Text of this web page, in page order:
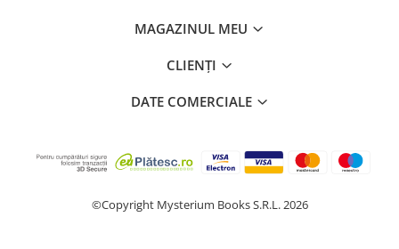
MAGAZINUL MEU
CLIENȚI
DATE COMERCIALE
©Copyright Mysterium Books S.R.L. 2026